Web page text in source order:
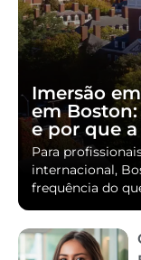
Imersão
em
e por que
Para
internacional,
frequência do